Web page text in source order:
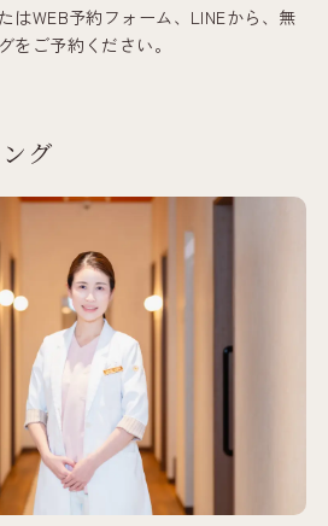
はWEB予約フォーム、LINEから、無
をご予約ください。
グ